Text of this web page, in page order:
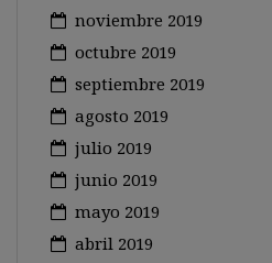
noviembre 2019
octubre 2019
septiembre 2019
agosto 2019
julio 2019
junio 2019
mayo 2019
abril 2019